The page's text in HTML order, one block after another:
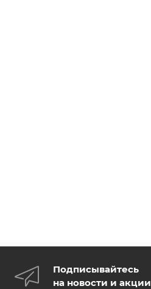
Подписывайтесь
на новости и акции